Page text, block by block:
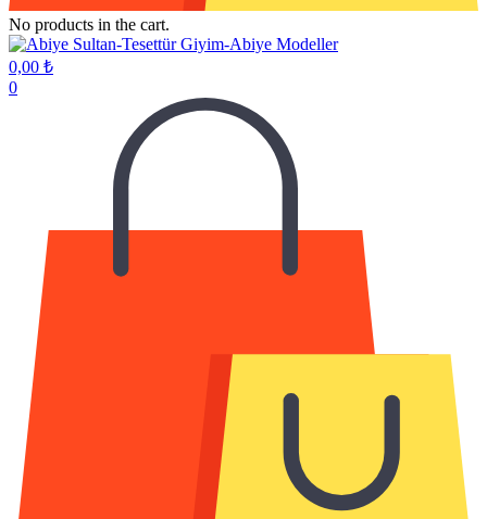
No products in the cart.
0,00 ₺
0